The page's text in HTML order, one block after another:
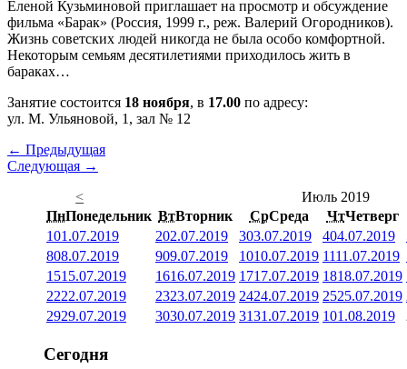
Еленой Кузьминовой приглашает на просмотр и обсуждение
фильма «Барак» (Россия, 1999 г., реж. Валерий Огородников).
Жизнь советских людей никогда не была особо комфортной.
Некоторым семьям десятилетиями приходилось жить в
бараках…
Занятие состоится 18 ноября, в 17.00 по адресу:
ул. М. Ульяновой, 1, зал № 12
← Предыдущая
Следующая →
<
Июль 2019
ПнПонедельник ВтВторник СрСреда ЧтЧетверг
101.07.2019 202.07.2019 303.07.2019 404.07.2019
808.07.2019 909.07.2019 1010.07.2019 1111.07.2019
1515.07.2019 1616.07.2019 1717.07.2019 1818.07.2019
2222.07.2019 2323.07.2019 2424.07.2019 2525.07.2019
2929.07.2019 3030.07.2019 3131.07.2019 101.08.2019
Сегодня